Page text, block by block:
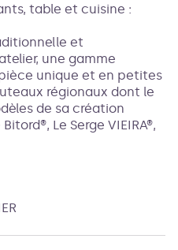
table et cuisine :
et
une gamme
unique et en petites
régionaux dont le
de sa création
Le Serge VIEIRA®,